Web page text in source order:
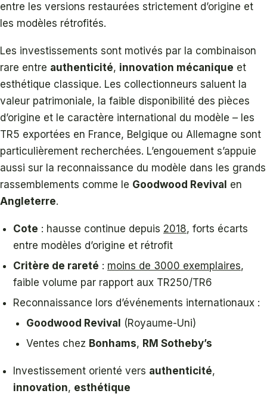
entre les versions restaurées strictement d’origine et
les modèles rétrofités.
Les investissements sont motivés par la combinaison
rare entre authenticité, innovation mécanique et
esthétique classique. Les collectionneurs saluent la
valeur patrimoniale, la faible disponibilité des pièces
d’origine et le caractère international du modèle – les
TR5 exportées en France, Belgique ou Allemagne sont
particulièrement recherchées. L’engouement s’appuie
aussi sur la reconnaissance du modèle dans les grands
rassemblements comme le Goodwood Revival en
Angleterre.
Cote : hausse continue depuis 2018, forts écarts
entre modèles d’origine et rétrofit
Critère de rareté : moins de 3000 exemplaires,
faible volume par rapport aux TR250/TR6
Reconnaissance lors d’événements internationaux :
Goodwood Revival
(Royaume-Uni)
Ventes chez Bonhams, RM Sotheby’s
Investissement orienté vers authenticité,
innovation, esthétique